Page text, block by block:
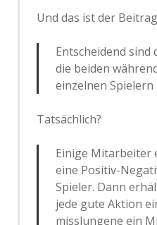
Und das ist der
Entscheidend sind
die beiden
einzelnen Spielern
Tatsächlich?
Einige Mitarbeiter
eine Positiv-
Spieler. Dann
jede gute Aktion
misslungene ein